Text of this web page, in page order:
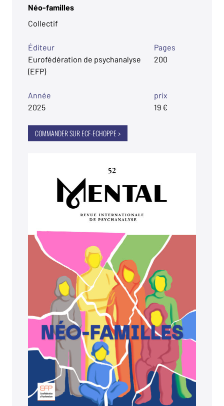
Néo-familles
Collectif
Éditeur
Eurofédération de psychanalyse
(EFP)
Pages
200
Année
2025
prix
19 €
COMMANDER SUR ECF-ECHOPPE >